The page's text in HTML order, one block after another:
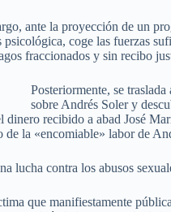
ante la proyección de un
coge las fuerzas
fraccionados y sin recibo
Posteriormente, se
sobre Andrés Soler y
recibido a abad José
la «encomiable» labor de
lucha contra los abusos
que manifiestamente